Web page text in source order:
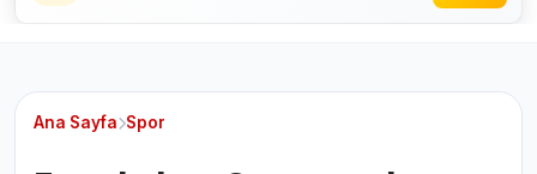
Ana Sayfa Spor